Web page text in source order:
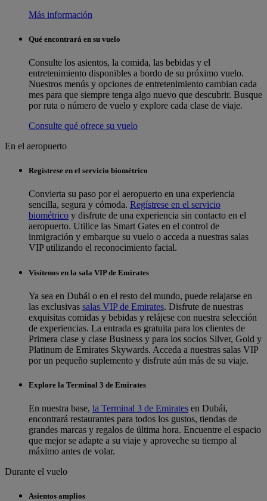
Más información
Qué encontrará en su vuelo
Consulte los asientos, la comida, las bebidas y el
entretenimiento disponibles a bordo de su próximo vuelo.
Nuestros menús y opciones de entretenimiento cambian cada
mes para que siempre tenga algo nuevo que descubrir. Busque
por ruta o número de vuelo y explore cada clase de viaje.
Consulte qué ofrece su vuelo
En el aeropuerto
Regístrese en el servicio biométrico
Convierta su paso por el aeropuerto en una experiencia
sencilla, segura y cómoda. Regístrese en el servicio
biométrico y disfrute de una experiencia sin contacto en el
aeropuerto. Utilice las Smart Gates en el control de
inmigración y embarque su vuelo o acceda a nuestras salas
VIP utilizando el reconocimiento facial.
Visítenos en la sala VIP de Emirates
Ya sea en Dubái o en el resto del mundo, puede relajarse en
las exclusivas salas VIP de Emirates. Disfrute de nuestras
exquisitas comidas y bebidas y relájese con nuestra selección
de experiencias. La entrada es gratuita para los clientes de
Primera clase y clase Business y para los socios Silver, Gold y
Platinum de Emirates Skywards. Acceda a nuestras salas VIP
por un pequeño suplemento y disfrute aún más de su viaje.
Explore la Terminal 3 de Emirates
En nuestra base, la Terminal 3 de Emirates en Dubái,
encontrará restaurantes para todos los gustos, tiendas de
grandes marcas y regalos de última hora. Encuentre el espacio
que mejor se adapte a su viaje y aproveche su tiempo al
máximo antes de volar.
Durante el vuelo
Asientos amplios